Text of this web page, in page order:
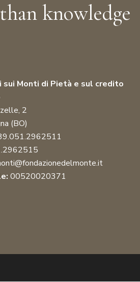
knowledge
sui Monti di Pietà e sul credito
2
(BO)
00520020371